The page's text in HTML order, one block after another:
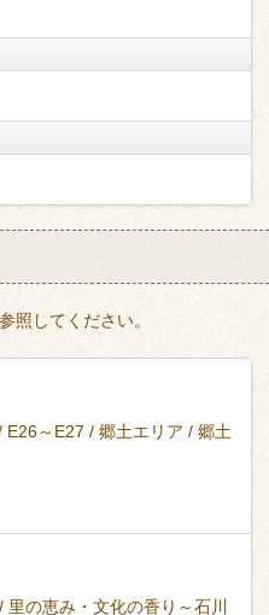
照してください。
E26～E27 / 郷土エリア / 郷土
里の恵み・文化の香り～石川